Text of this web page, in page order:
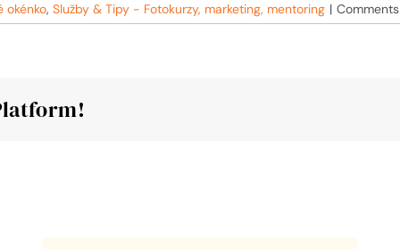
okénko,Služby & Tipy - Fotokurzy, marketing, mentoring |